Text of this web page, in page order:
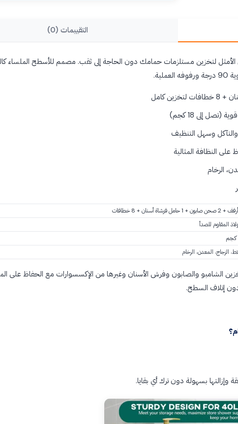
التقييمات (0)
الدش المكون من 5 قطع، الحل الأمثل لتخزين مستلزمات حمامك دون الحاجة إلى ثقب. مصمم للأسطح الملساء
إلى 18 كجم)
وسهل التنظيف
النظافة المثالية
الرخام
المقاوم للصدأ
الزجاج، المعدن، الرخام
الشامبو والصابون وفرش الأسنان وغيرها من الإكسسوارات مع الحفاظ على
إتلاف السطح.
بسهولة دون ترك أي بقايا.